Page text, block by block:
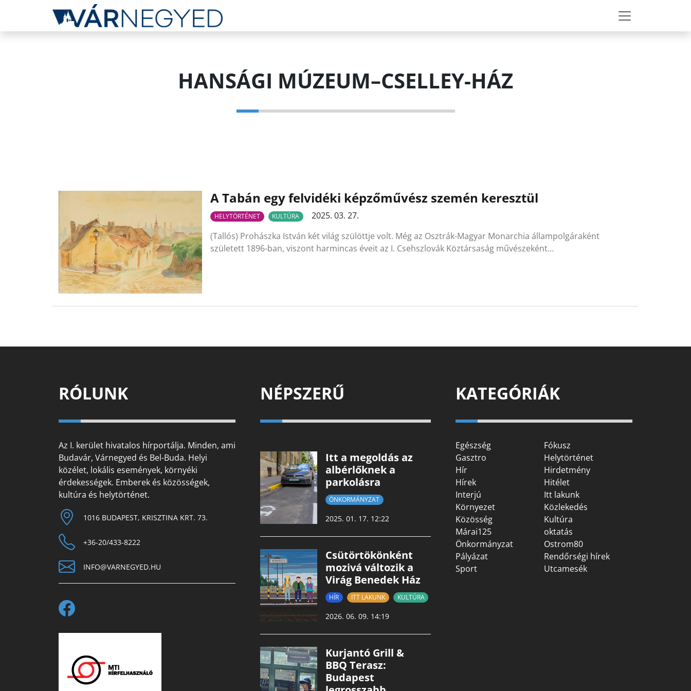
HANSÁGI MÚZEUM–CSELLEY-HÁZ
A Tabán egy felvidéki képzőművész szemén keresztül
HELYTÖRTÉNET KULTÚRA
2025. 03. 27.
(Tallós) Prohászka István két világ szülöttje volt. Még az Osztrák-Magyar Monarchia állampolgáraként
született 1896-ban, viszont harmincas éveit az I. Csehszlovák Köztársaság művészeként…
RÓLUNK
Az I. kerület hivatalos hírportálja. Minden, ami
Budavár, Várnegyed és Bel-Buda. Helyi
közélet, lokális események, környéki
érdekességek. Emberek és közösségek,
kultúra és helytörténet.
1016 BUDAPEST, KRISZTINA KRT. 73.
+36-20/433-8222
INFO@VARNEGYED.HU
NÉPSZERŰ
Itt a megoldás az
albérlőknek a
parkolásra
ÖNKORMÁNYZAT
2025. 01. 17. 12:22
Csütörtökönként
mozivá változik a
Virág Benedek Ház
HÍR ITT LAKUNK KULTÚRA
2026. 06. 09. 14:19
Kurjantó Grill &
BBQ Terasz:
Budapest
KATEGÓRIÁK
Egészség
Fókusz
Gasztro
Helytörténet
Hír
Hirdetmény
Hírek
Hitélet
Interjú
Itt lakunk
Környezet
Közlekedés
Közösség
Kultúra
Márai125
oktatás
Önkormányzat
Ostrom80
Pályázat
Rendőrségi hírek
Sport
Utcamesék